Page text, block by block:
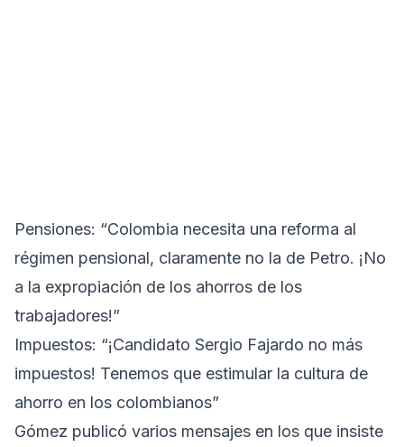
Pensiones: “Colombia necesita una reforma al
régimen pensional, claramente no la de Petro. ¡No
a la expropiación de los ahorros de los
trabajadores!”
Impuestos: “¡Candidato Sergio Fajardo no más
impuestos! Tenemos que estimular la cultura de
ahorro en los colombianos”
Gómez publicó varios mensajes en los que insiste